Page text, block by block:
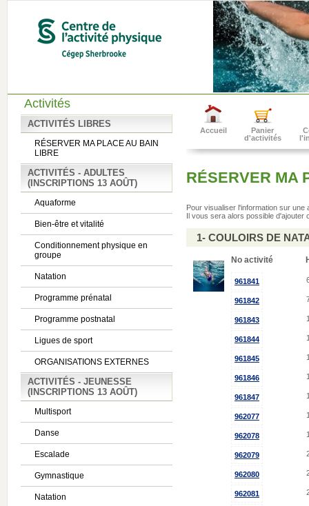
Activités
ACTIVITÉS LIBRES
RÉSERVER MA PLACE AU BAIN
LIBRE
ACTIVITÉS - ADULTES
(INSCRIPTIONS 13 AOÛT)
Aquaforme
Bien-être et vitalité
Conditionnement physique en
groupe
Natation
Programme prénatal
Programme postnatal
Ligues de sport
ORGANISATIONS EXTERNES
ACTIVITÉS - JEUNESSE
(INSCRIPTIONS 13 AOÛT)
Multisport
Danse
Escalade
Gymnastique
Natation
Accueil
Panier
d'activités
RÉSERVER MA
Pour visualiser l'information sur
Il vous sera alors possible d'ajouter
1- COULOIRS DE
No activité
961841
961842
961843
961844
961845
961846
961847
962077
962078
962079
962080
962081